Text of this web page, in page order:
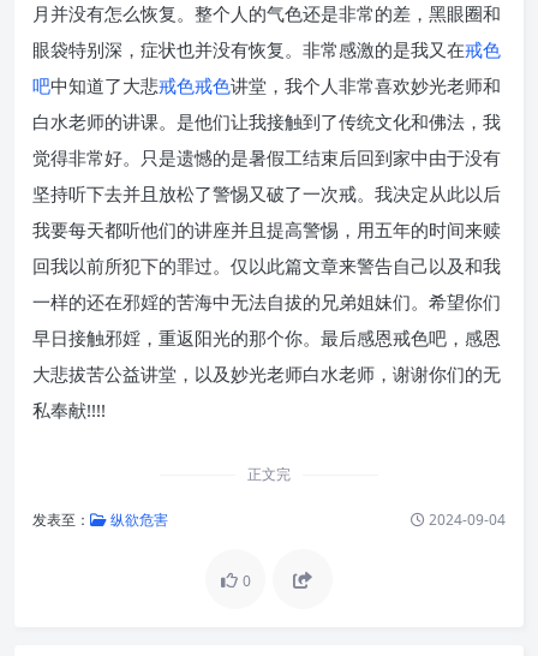
月并没有怎么恢复。整个人的气色还是非常的差，黑眼圈和
眼袋特别深，症状也并没有恢复。非常感激的是我又在戒色
吧中知道了大悲戒色戒色讲堂，我个人非常喜欢妙光老师和
白水老师的讲课。是他们让我接触到了传统文化和佛法，我
觉得非常好。只是遗憾的是暑假工结束后回到家中由于没有
坚持听下去并且放松了警惕又破了一次戒。我决定从此以后
我要每天都听他们的讲座并且提高警惕，用五年的时间来赎
回我以前所犯下的罪过。仅以此篇文章来警告自己以及和我
一样的还在邪婬的苦海中无法自拔的兄弟姐妹们。希望你们
早日接触邪婬，重返阳光的那个你。最后感恩戒色吧，感恩
大悲拔苦公益讲堂，以及妙光老师白水老师，谢谢你们的无
私奉献!!!!
正文完
发表至： 纵欲危害 2024-09-04
0